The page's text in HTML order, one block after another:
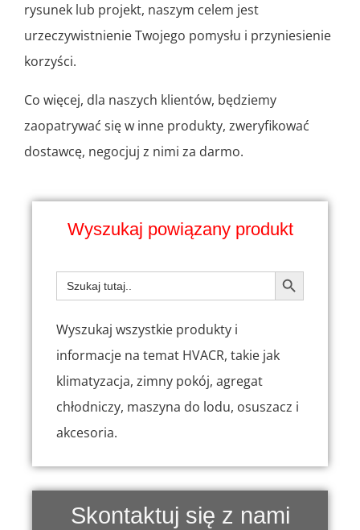
rysunek lub projekt, naszym celem jest
urzeczywistnienie Twojego pomysłu i przyniesienie
korzyści.
Co więcej, dla naszych klientów, będziemy
zaopatrywać się w inne produkty, zweryfikować
dostawcę, negocjuj z nimi za darmo.
Wyszukaj powiązany produkt
Szukaj: PRZYCISK
Wyszukaj wszystkie produkty i
informacje na temat HVACR, takie jak
klimatyzacja, zimny pokój, agregat
chłodniczy, maszyna do lodu, osuszacz i
akcesoria.
Skontaktuj się z nami